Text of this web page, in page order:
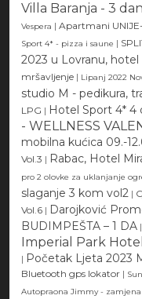
Villa Baranja - 3
Vespera | Apartmani
Sport 4* - pizza i saune |
2023 u Lovranu, hotel
mršavljenje | Lipanj 2022
studio M - pedikura,
LPG | Hotel Sport 4* 4
- WELLNESS
mobilna kućica 09.-
Vol.3 | Rabac, Hotel
pro 2 olovke za uklanjanje
slaganje 3 kom vol2 |
Vol.6 | Darojković
BUDIMPEŠTA – 1 DA |
Imperial Park
| Početak Ljeta 2023
Bluetooth gps lokator |
Autopraona Jimmy -